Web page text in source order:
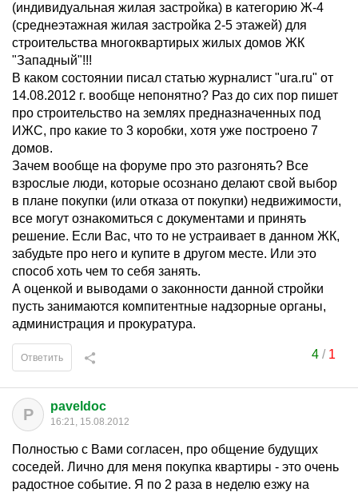
(индивидуальная жилая застройка) в категорию Ж-4
(среднеэтажная жилая застройка 2-5 этажей) для
строительства многоквартирых жилых домов ЖК
"Западный"!!!
В каком состоянии писал статью журналист "ura.ru" от
14.08.2012 г. вообще непонятно? Раз до сих пор пишет
про строительство на землях предназначенных под
ИЖС, про какие то 3 коробки, хотя уже построено 7
домов.
Зачем вообще на форуме про это разгонять? Все
взрослые люди, которые осознано делают свой выбор
в плане покупки (или отказа от покупки) недвижимости,
все могут ознакомиться с документами и принять
решение. Если Вас, что то не устраивает в данном ЖК,
забудьте про него и купите в другом месте. Или это
способ хоть чем то себя занять.
А оценкой и выводами о законности данной стройки
пусть занимаются компитентные надзорные органы,
администрация и прокуратура.
4/ 1
Ответить
P paveldoc
16:21, 15.08.2012
Полностью с Вами согласен, про общение будущих
соседей. Лично для меня покупка квартиры - это очень
радостное событие. Я по 2 раза в неделю езжу на